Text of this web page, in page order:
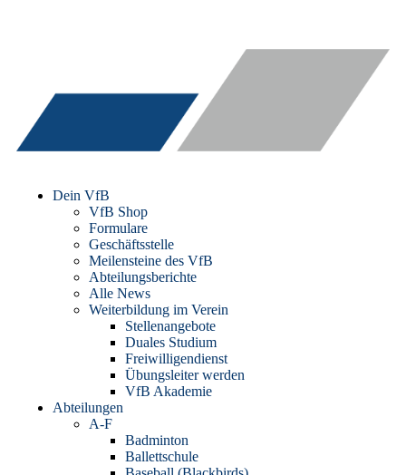
Dein VfB
VfB Shop
Formulare
Geschäftsstelle
Meilensteine des VfB
Abteilungsberichte
Alle News
Weiterbildung im Verein
Stellenangebote
Duales Studium
Freiwilligendienst
Übungsleiter werden
VfB Akademie
Abteilungen
A-F
Badminton
Ballettschule